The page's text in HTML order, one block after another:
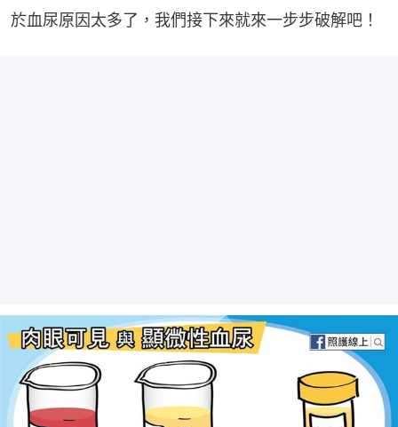
於血尿原因太多了，我們接下來就來一步步破解吧！